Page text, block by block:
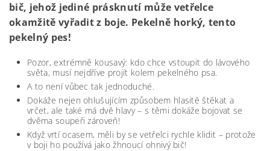
bič, jehož jediné prásknutí může vetřelce
okamžitě vyřadit z boje. Pekelně horký, tento
pekelný pes!
Pozor, extrémně kousavý: kdo chce vstoupit do lávového
světa, musí nejdříve projít kolem pekelného psa.
A to není vůbec tak jednoduché.
Dokáže nejen ohlušujícím způsobem hlasitě štěkat a
vrčet, ale také má dvě hlavy – s těmi dokáže bojovat se
dvěma soupeři zároveň!
Když vrtí ocasem, měli by se vetřelci rychle klidit – protože
v boji ho používá jako žhnoucí ohnivý bič!